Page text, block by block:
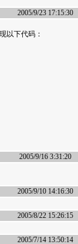
2005/9/23 17:15:30
以下代码：
2005/9/16 3:31:20
2005/9/10 14:16:30
2005/8/22 15:26:15
2005/7/14 13:50:14